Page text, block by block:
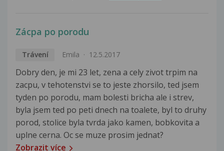
Zácpa po porodu
Trávení Emila 12.5.2017
Dobry den, je mi 23 let, zena a cely zivot trpim na
zacpu, v tehotenstvi se to jeste zhorsilo, ted jsem
tyden po porodu, mam bolesti bricha ale i strev,
byla jsem ted po peti dnech na toalete, byl to druhy
porod, stolice byla tvrda jako kamen, bobkovita a
uplne cerna. Oc se muze prosim jednat?
Zobrazit více